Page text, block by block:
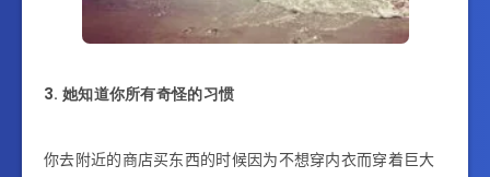
3. 她知道你所有奇怪的习惯
你去附近的商店买东西的时候因为不想穿内衣而穿着巨大